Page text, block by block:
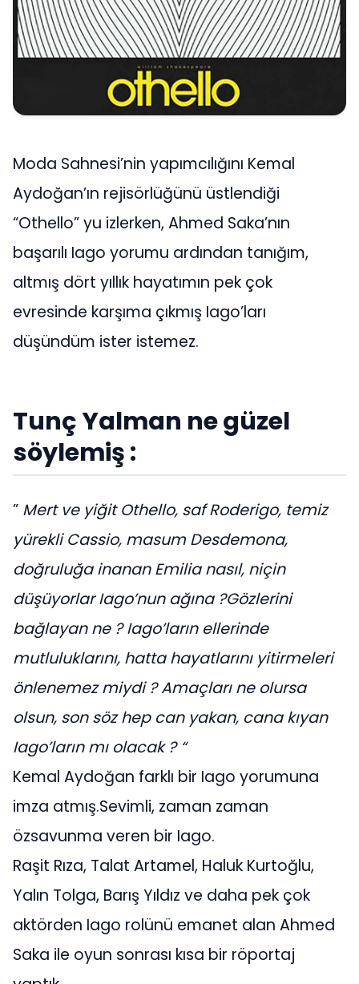
Moda Sahnesi’nin yapımcılığını Kemal
Aydoğan’ın rejisörlüğünü üstlendiği
“Othello” yu izlerken, Ahmed Saka’nın
başarılı Iago yorumu ardından tanığım,
altmış dört yıllık hayatımın pek çok
evresinde karşıma çıkmış Iago’ları
düşündüm ister istemez.
Tunç Yalman ne güzel
söylemiş :
” Mert ve yiğit Othello, saf Roderigo, temiz
yürekli Cassio, masum Desdemona,
doğruluğa inanan Emilia nasıl, niçin
düşüyorlar Iago’nun ağına ?Gözlerini
bağlayan ne ? Iago’ların ellerinde
mutluluklarını, hatta hayatlarını yitirmeleri
önlenemez miydi ? Amaçları ne olursa
olsun, son söz hep can yakan, cana kıyan
Iago’ların mı olacak ? “
Kemal Aydoğan farklı bir Iago yorumuna
imza atmış.Sevimli, zaman zaman
özsavunma veren bir Iago.
Raşit Rıza, Talat Artamel, Haluk Kurtoğlu,
Yalın Tolga, Barış Yıldız ve daha pek çok
aktörden Iago rolünü emanet alan Ahmed
Saka ile oyun sonrası kısa bir röportaj